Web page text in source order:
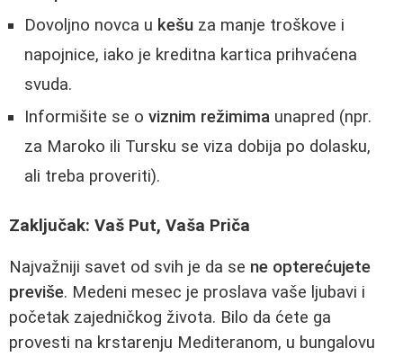
Dovoljno novca u kešu za manje troškove i
napojnice, iako je kreditna kartica prihvaćena
svuda.
Informišite se o viznim režimima unapred (npr.
za Maroko ili Tursku se viza dobija po dolasku,
ali treba proveriti).
Zaključak: Vaš Put, Vaša Priča
Najvažniji savet od svih je da se ne opterećujete
previše. Medeni mesec je proslava vaše ljubavi i
početak zajedničkog života. Bilo da ćete ga
provesti na krstarenju Mediteranom, u bungalovu